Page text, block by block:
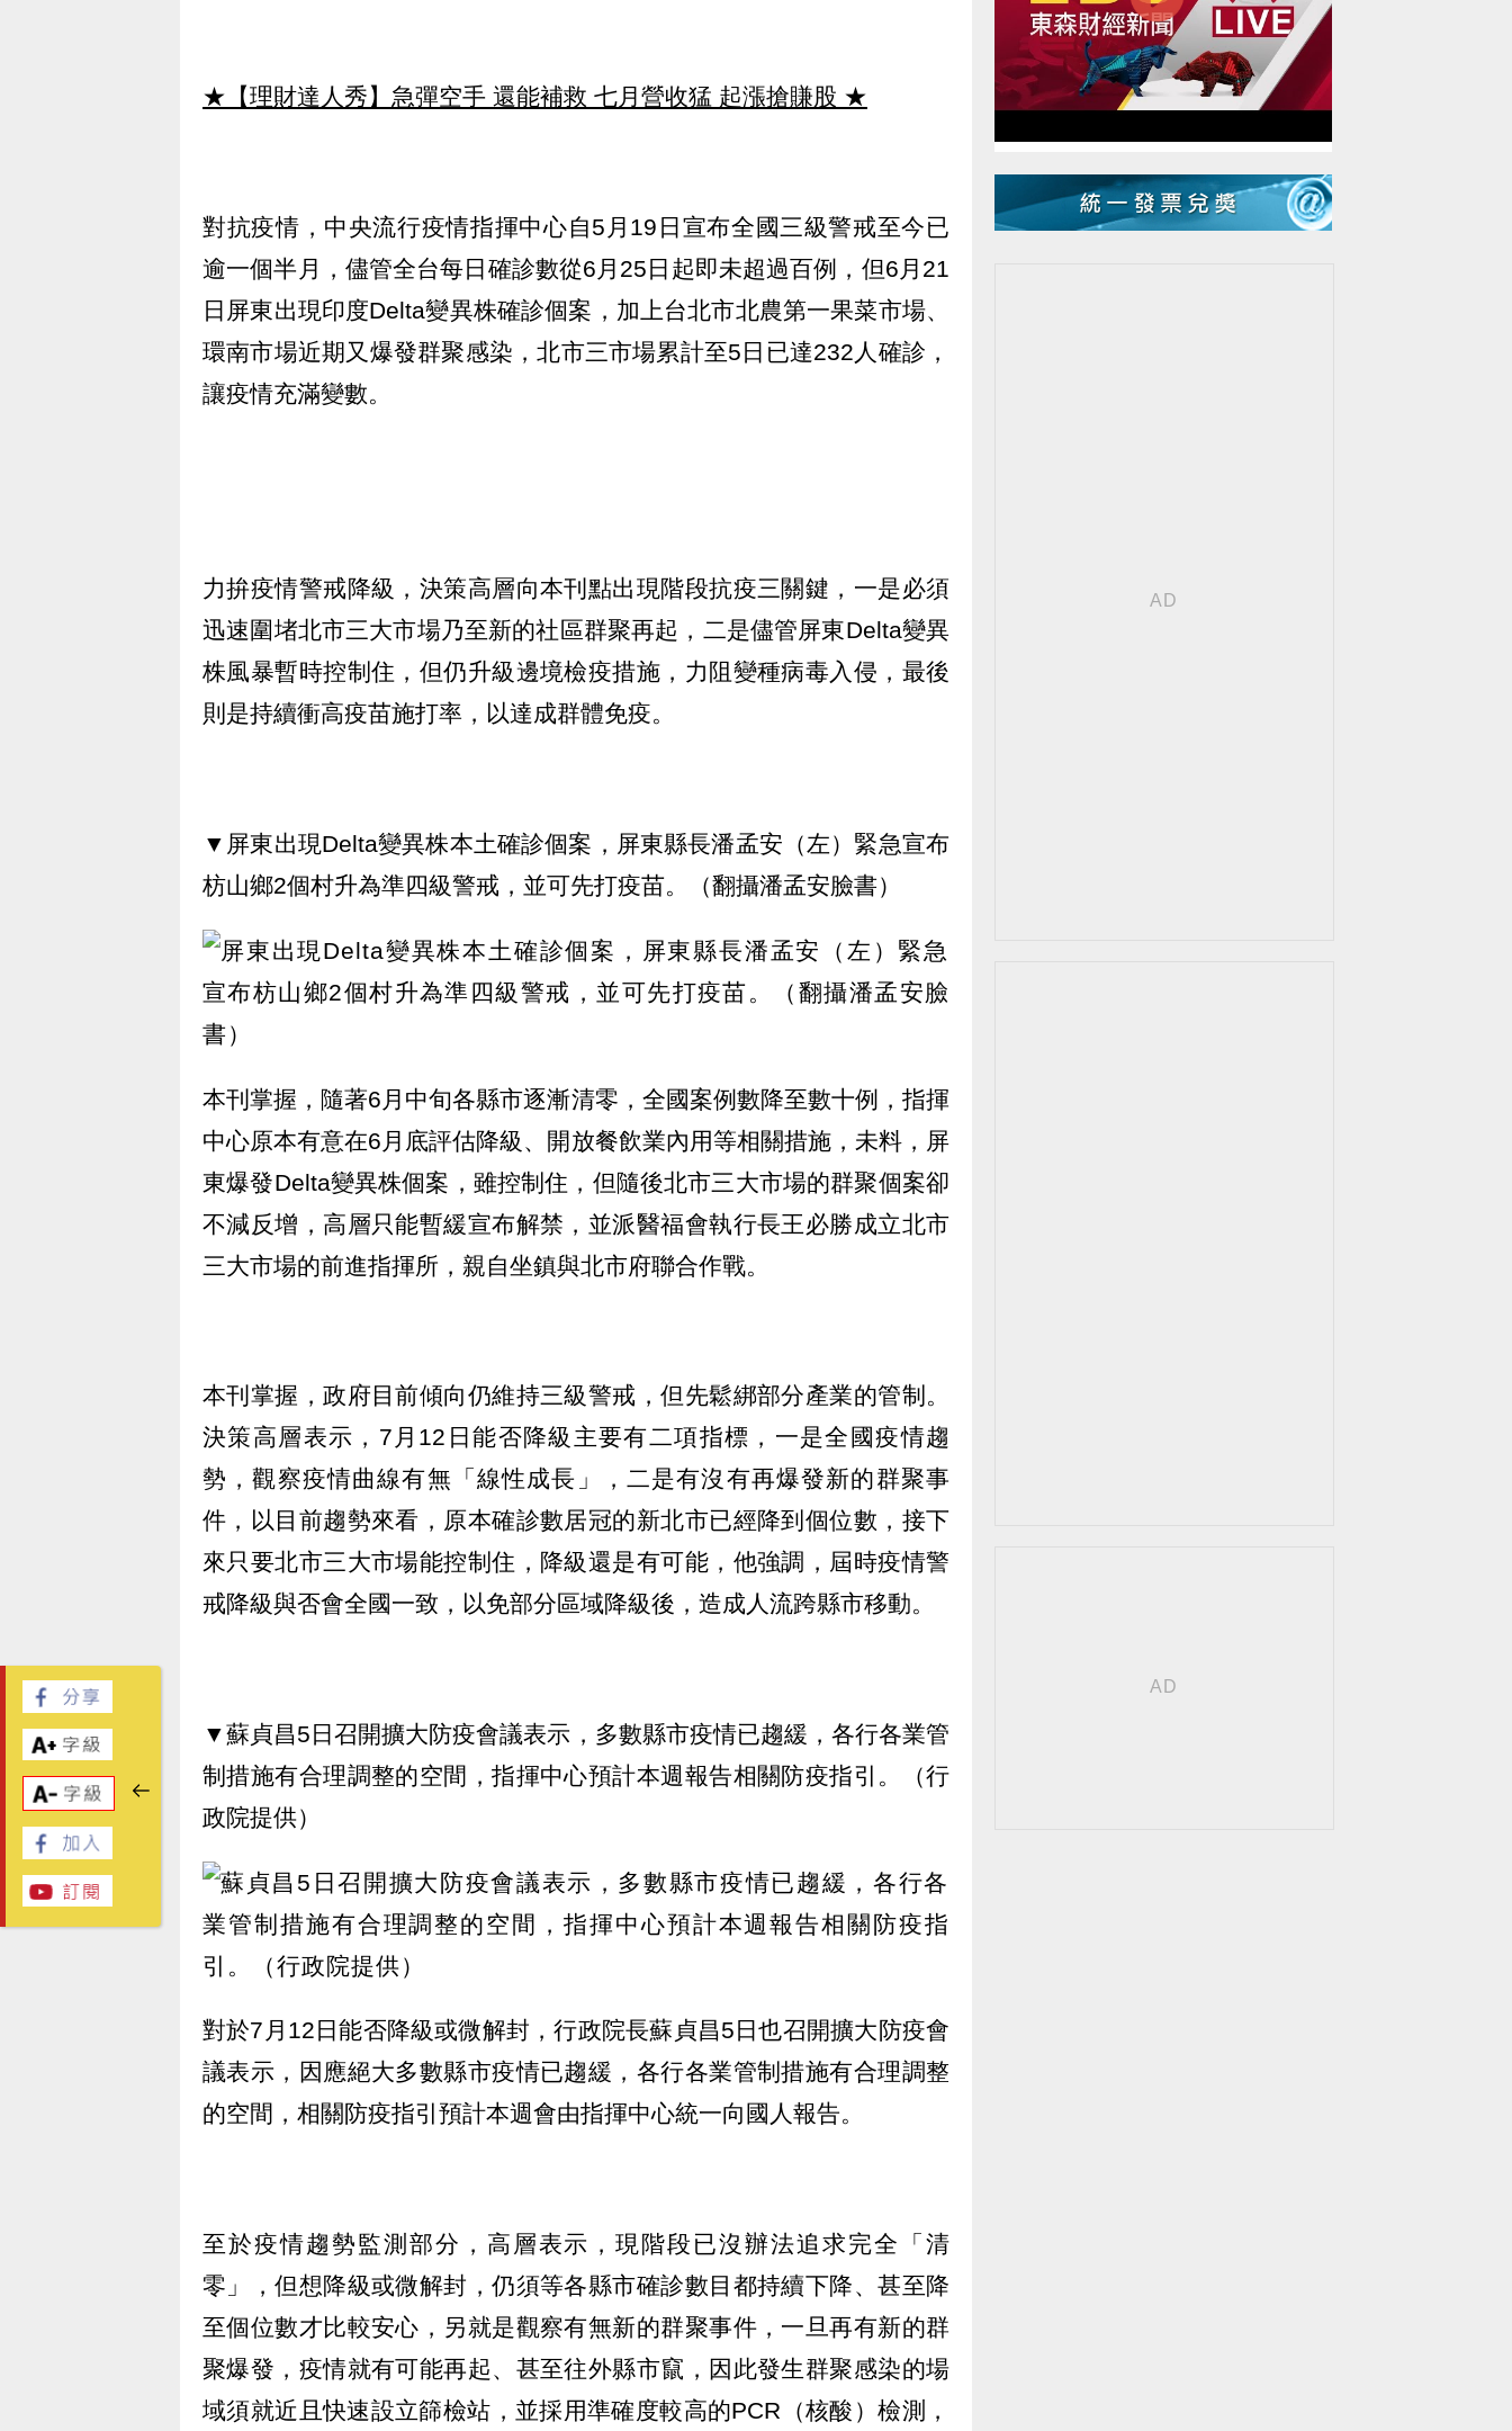
★【理財達人秀】急彈空手 還能補救 七月營收猛 起漲搶賺股 ★
對抗疫情，中央流行疫情指揮中心自5月19日宣布全國三級警戒至今已
逾一個半月，儘管全台每日確診數從6月25日起即未超過百例，但6月21
日屏東出現印度Delta變異株確診個案，加上台北市北農第一果菜市場、
環南市場近期又爆發群聚感染，北市三市場累計至5日已達232人確診，
讓疫情充滿變數。
力拚疫情警戒降級，決策高層向本刊點出現階段抗疫三關鍵，一是必須
迅速圍堵北市三大市場乃至新的社區群聚再起，二是儘管屏東Delta變異
株風暴暫時控制住，但仍升級邊境檢疫措施，力阻變種病毒入侵，最後
則是持續衝高疫苗施打率，以達成群體免疫。
▼屏東出現Delta變異株本土確診個案，屏東縣長潘孟安（左）緊急宣布
枋山鄉2個村升為準四級警戒，並可先打疫苗。（翻攝潘孟安臉書）
本刊掌握，隨著6月中旬各縣市逐漸清零，全國案例數降至數十例，指揮
中心原本有意在6月底評估降級、開放餐飲業內用等相關措施，未料，屏
東爆發Delta變異株個案，雖控制住，但隨後北市三大市場的群聚個案卻
不減反增，高層只能暫緩宣布解禁，並派醫福會執行長王必勝成立北市
三大市場的前進指揮所，親自坐鎮與北市府聯合作戰。
本刊掌握，政府目前傾向仍維持三級警戒，但先鬆綁部分產業的管制。
決策高層表示，7月12日能否降級主要有二項指標，一是全國疫情趨
勢，觀察疫情曲線有無「線性成長」，二是有沒有再爆發新的群聚事
件，以目前趨勢來看，原本確診數居冠的新北市已經降到個位數，接下
來只要北市三大市場能控制住，降級還是有可能，他強調，屆時疫情警
戒降級與否會全國一致，以免部分區域降級後，造成人流跨縣市移動。
▼蘇貞昌5日召開擴大防疫會議表示，多數縣市疫情已趨緩，各行各業管
制措施有合理調整的空間，指揮中心預計本週報告相關防疫指引。（行
政院提供）
對於7月12日能否降級或微解封，行政院長蘇貞昌5日也召開擴大防疫會
議表示，因應絕大多數縣市疫情已趨緩，各行各業管制措施有合理調整
的空間，相關防疫指引預計本週會由指揮中心統一向國人報告。
至於疫情趨勢監測部分，高層表示，現階段已沒辦法追求完全「清
零」，但想降級或微解封，仍須等各縣市確診數目都持續下降、甚至降
至個位數才比較安心，另就是觀察有無新的群聚事件，一旦再有新的群
聚爆發，疫情就有可能再起、甚至往外縣市竄，因此發生群聚感染的場
域須就近且快速設立篩檢站，並採用準確度較高的PCR（核酸）檢測，